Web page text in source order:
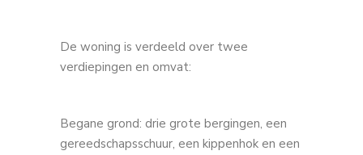
De woning is verdeeld over twee
verdiepingen en omvat:
Begane grond: drie grote bergingen, een
gereedschapsschuur, een kippenhok en een